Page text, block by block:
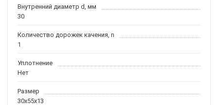
Внутренний диаметр d, мм
30
Количество дорожек качения, n
1
Уплотнение
Нет
Размер
30x55x13